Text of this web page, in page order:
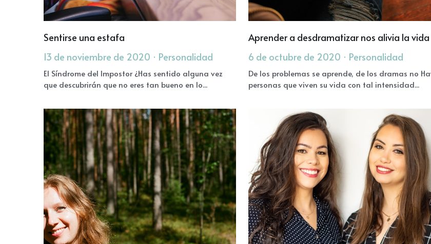
13 de noviembre de 2020
Personalidad
El Síndrome del Impostor ¿Has sentido alguna vez
6 de octubre de 2020
· Personalidad
De los problemas se aprende, de los dramas no Hay